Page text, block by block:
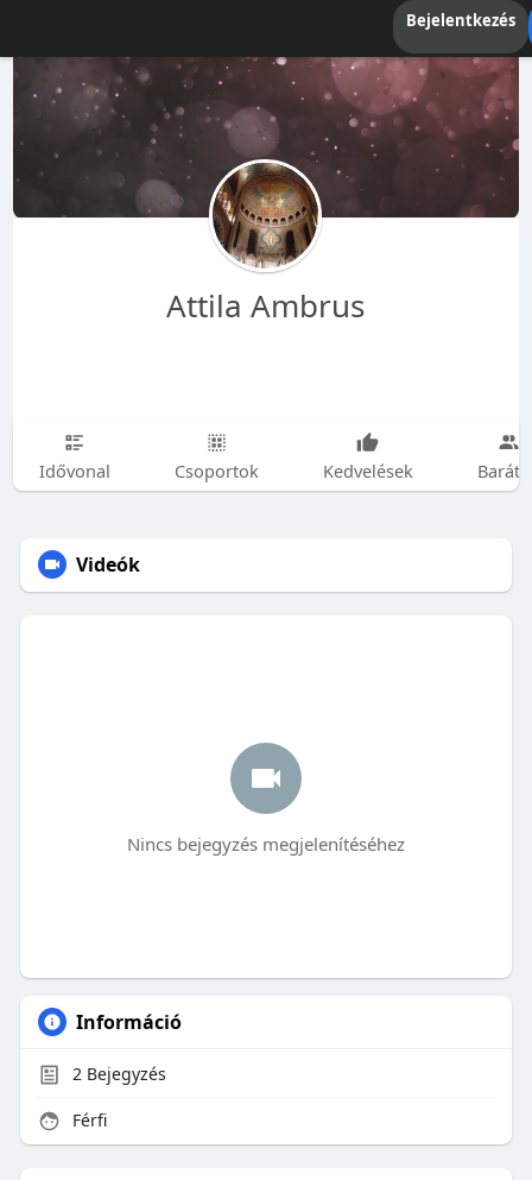
Bejelentkezés
Attila Ambrus
Idővonal Csoportok Kedvelések
Videók
Nincs bejegyzés megjelenítéséhez
Információ
2Bejegyzés
Férfi